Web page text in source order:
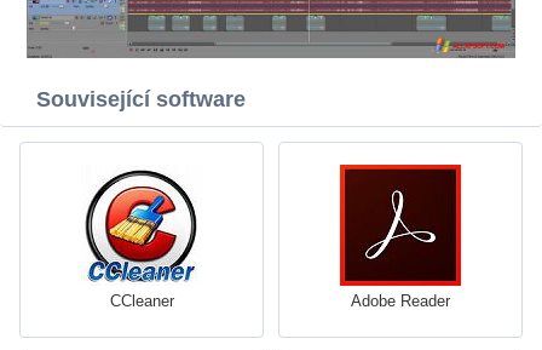
Související software
CCleaner Adobe Reader